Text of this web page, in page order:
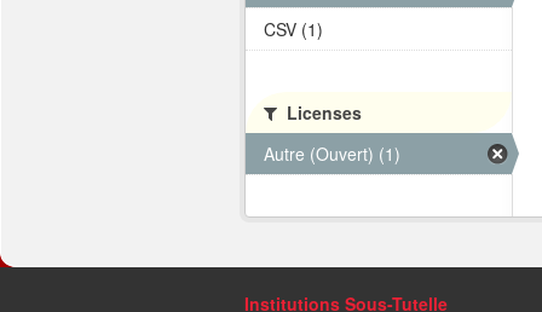
CSV (1)
Licenses
Autre (Ouvert) (1)
Institutions Sous-Tutelle